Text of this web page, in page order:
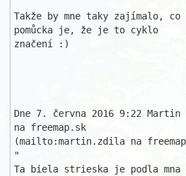
Takže by mne taky zajímalo,
pomůcka je, že je to cyklo
značení :)
Dne 7. června 2016 9:22
na freemap.sk
(mailto:martin.zdila na
"
Ta biela strieska je podla mna